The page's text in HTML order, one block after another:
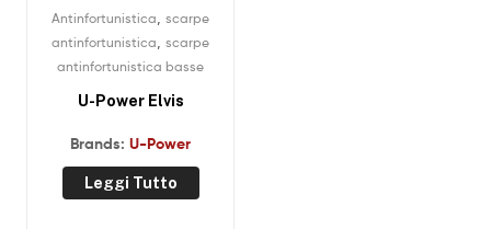
Antinfortunistica scarpe
antinfortunistica scarpe
antinfortunistica basse
U-Power Elvis
Brands: U-Power
Leggi Tutto